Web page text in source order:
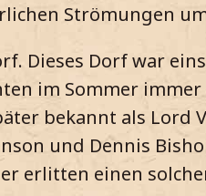
Strömungen
Dieses Dorf war
im Sommer
bekannt als Lord
und Dennis
erlitten einen